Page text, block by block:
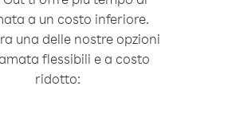
a un costo inferiore.
una delle nostre opzioni
flessibili e a costo
ridotto: